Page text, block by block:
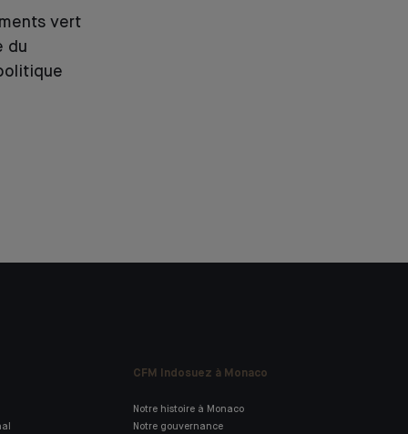
vert
du
CFM Indosuez à Monaco
Notre histoire à Monaco
Notre gouvernance